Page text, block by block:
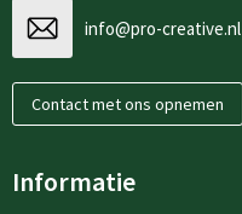
info@pro-creative.nl
Contact met ons opnemen
Informatie